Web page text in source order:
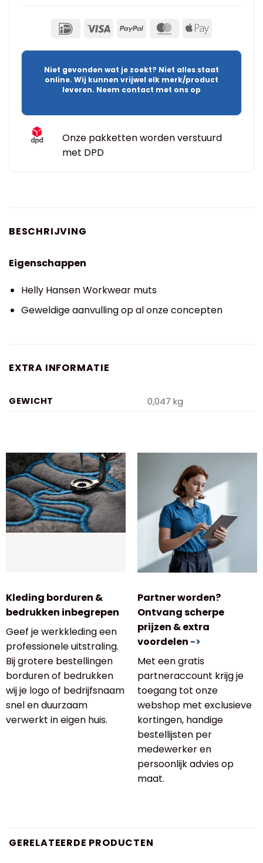
Niet gevonden wat je zoekt? Niet alles staat
online. Wij kunnen vrijwel elk merk/product
leveren. Neem contact met ons op
Onze pakketten worden verstuurd
met DPD
BESCHRIJVING
Eigenschappen
Helly Hansen Workwear muts
Geweldige aanvulling op al onze concepten
EXTRA INFORMATIE
GEWICHT 0,047 kg
Kleding borduren &
bedrukken inbegrepen
Geef je werkkleding een
professionele uitstraling.
Bij grotere bestellingen
borduren of bedrukken
wij je logo of bedrijfsnaam
snel en duurzaam
verwerkt in eigen huis.
Partner worden?
Ontvang scherpe
prijzen & extra
voordelen ->
Met een gratis
partneraccount krijg je
toegang tot onze
webshop met exclusieve
kortingen, handige
bestellijsten per
medewerker en
persoonlijk advies op
maat.
GERELATEERDE PRODUCTEN